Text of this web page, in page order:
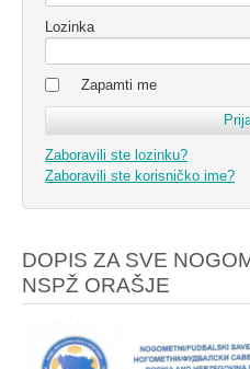
Lozinka
Zapamti me
Zaboravili ste lozinku?
Zaboravili ste korisničko ime?
DOPIS ZA SVE
NSPŽ ORAŠJE